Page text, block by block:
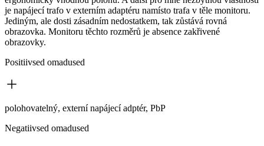
je napájecí trafo v externím adaptéru namísto trafa v těle monitoru.
Jediným, ale dosti zásadním nedostatkem, tak zůstává rovná
obrazovka. Monitoru těchto rozměrů je absence zakřivené
obrazovky.
Positiivsed omadused
polohovatelný, externí napájecí adptér, PbP
Negatiivsed omadused